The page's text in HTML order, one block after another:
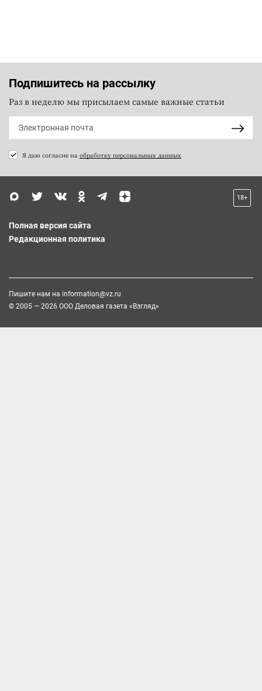
Подпишитесь на рассылку
Раз в неделю мы присылаем самые важные статьи
Я даю согласие на обработку персональных данных
18+
Полная версия сайта
Редакционная политика
Пишите нам на information@vz.ru
© 2005 — 2026 ООО Деловая газета «Взгляд»